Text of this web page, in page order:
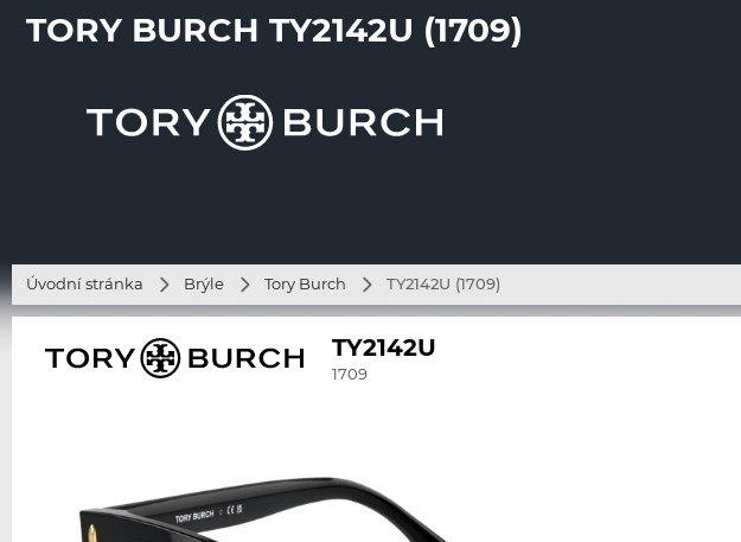
TORY BURCH TY2142U (1709)
Úvodní stránka Brýle Tory Burch TY2142U (1709)
TY2142U
1709